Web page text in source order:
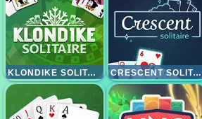
KLONDIKE SOLITAIRE CRESCENT SOLITAIRE